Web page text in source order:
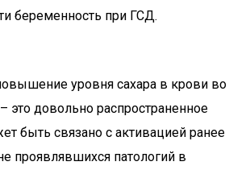
беременность при ГСД.
уровня сахара в крови во
это довольно распространенное
быть связано с активацией ранее
проявлявшихся патологий в